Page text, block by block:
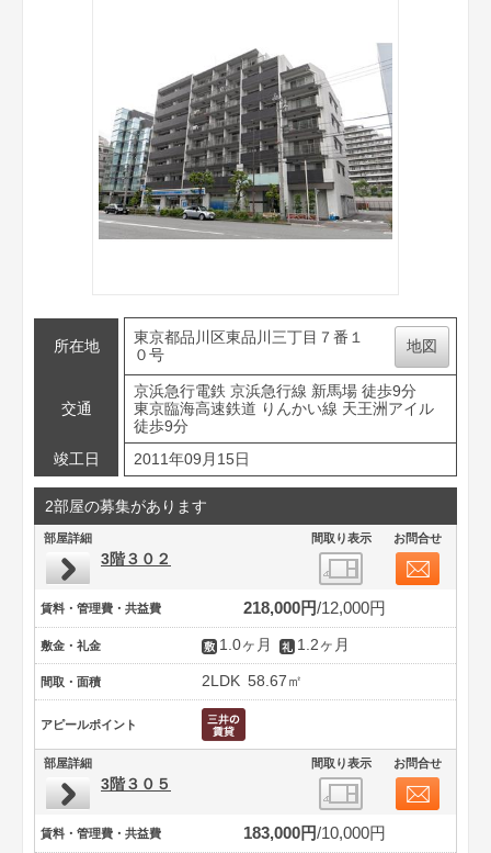
所在地
東京都品川区東品川三丁目７番１
０号
地図
交通
京浜急行電鉄 京浜急行線 新馬場 徒歩9分
東京臨海高速鉄道 りんかい線 天王洲アイル
徒歩9分
竣工日
2011年09月15日
2部屋の募集があります
部屋詳細 間取り表示 お問合せ
3階３０２
賃料・管理費・共益費 218,000円 12,000円
敷金・礼金 1.0ヶ月 1.2ヶ月
間取・面積 2LDK 58.67㎡
アピールポイント
部屋詳細 間取り表示 お問合せ
3階３０５
賃料・管理費・共益費 183,000円 10,000円